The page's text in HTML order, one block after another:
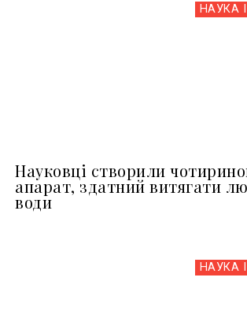
НАУКА І
Науковці створили
апарат, здатний витягати
води
НАУКА І